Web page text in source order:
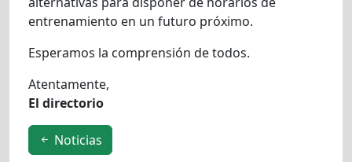
entrenamiento en un futuro próximo.
Esperamos la comprensión de todos.
Atentamente,
El directorio
Noticias